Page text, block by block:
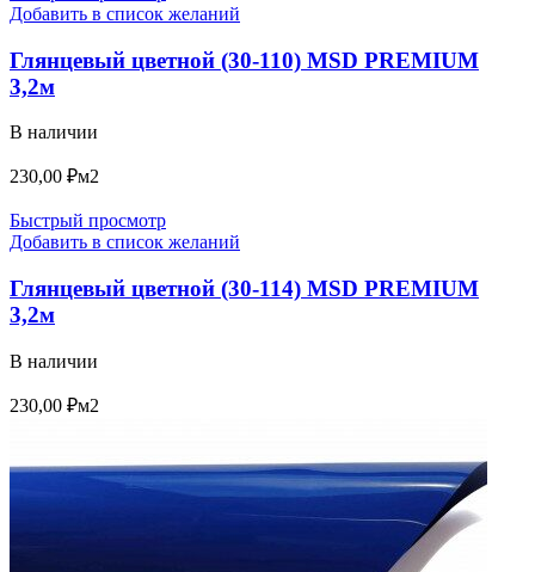
Добавить в список желаний
Глянцевый цветной (30-110) MSD PREMIUM
3,2м
В наличии
230,00 ₽м2
Быстрый просмотр
Добавить в список желаний
Глянцевый цветной (30-114) MSD PREMIUM
3,2м
В наличии
230,00 ₽м2